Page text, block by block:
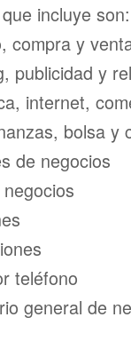
incluye son:
compra y
publicidad y
internet,
bolsa y
de negocios
teléfono
general de